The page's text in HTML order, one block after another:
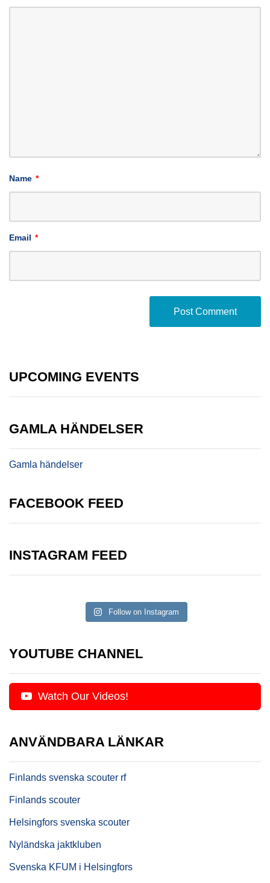
Name *
Email *
UPCOMING EVENTS
GAMLA HÄNDELSER
Gamla händelser
FACEBOOK FEED
INSTAGRAM FEED
Follow on Instagram
YOUTUBE CHANNEL
Watch Our Videos!
ANVÄNDBARA LÄNKAR
Finlands svenska scouter rf
Finlands scouter
Helsingfors svenska scouter
Nyländska jaktkluben
Svenska KFUM i Helsingfors